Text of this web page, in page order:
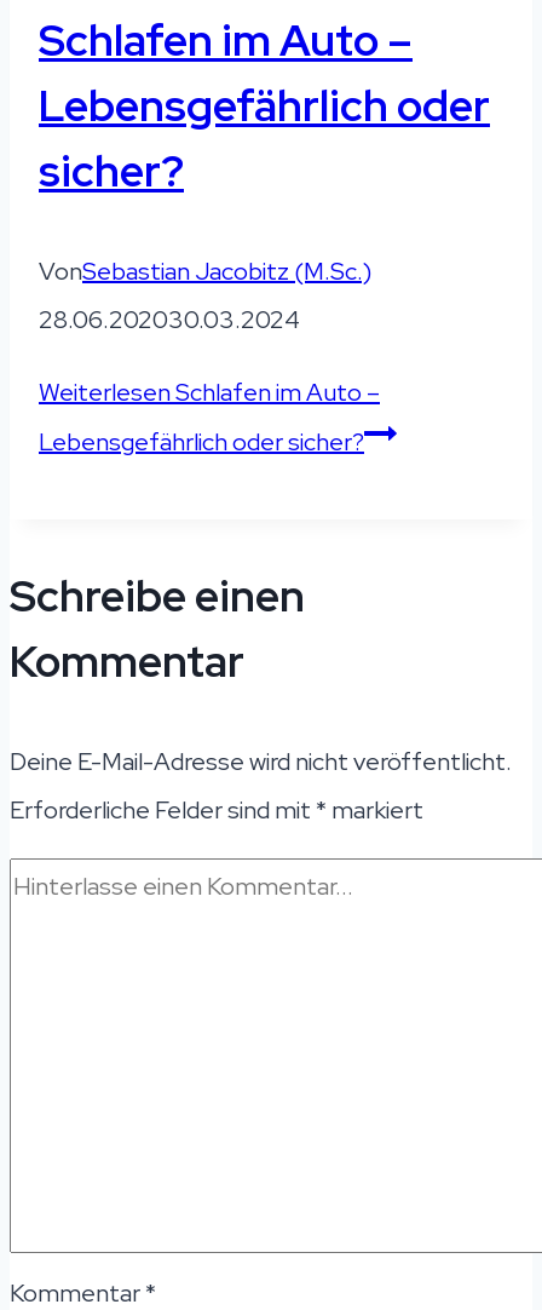
Schlafen im Auto –
Lebensgefährlich oder
sicher?
VonSebastian Jacobitz (M.Sc.)
28.06.202030.03.2024
WeiterlesenSchlafen im Auto –
Lebensgefährlich oder sicher?
Schreibe einen
Kommentar
Deine E-Mail-Adresse wird nicht veröffentlicht.
Erforderliche Felder sind mit * markiert
Kommentar*